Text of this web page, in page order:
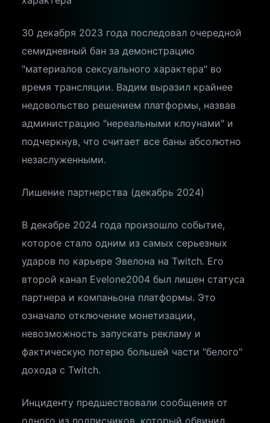
30 декабря 2023 года последовал очередной
семидневный бан за демонстрацию
"материалов сексуального характера" во
время трансляции. Вадим выразил крайнее
недовольство решением платформы, назвав
администрацию "нереальными клоунами" и
подчеркнув, что считает все баны абсолютно
незаслуженными.
Лишение партнерства (декабрь 2024)
В декабре 2024 года произошло событие,
которое стало одним из самых серьезных
ударов по карьере Эвелона на Twitch. Его
второй канал Evelone2004 был лишен статуса
партнера и компаньона платформы. Это
означало отключение монетизации,
невозможность запускать рекламу и
фактическую потерю большей части "белого"
дохода с Twitch.
Инциденту предшествовали сообщения от
одного из подписчиков, который обвинил